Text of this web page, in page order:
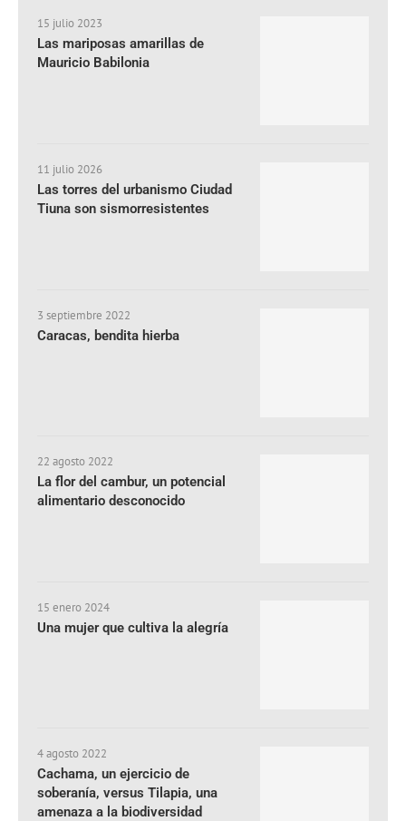
15 julio 2023
Las mariposas amarillas de
Mauricio Babilonia
11 julio 2026
Las torres del urbanismo Ciudad
Tiuna son sismorresistentes
3 septiembre 2022
Caracas, bendita hierba
22 agosto 2022
La flor del cambur, un potencial
alimentario desconocido
15 enero 2024
Una mujer que cultiva la alegría
4 agosto 2022
Cachama, un ejercicio de
soberanía, versus Tilapia, una
amenaza a la biodiversidad